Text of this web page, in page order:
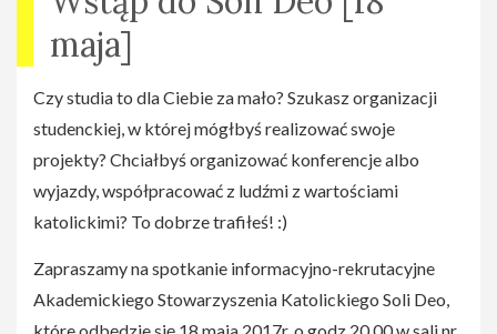
maja]
Czy studia to dla Ciebie za mało? Szukasz organizacji
studenckiej, w której mógłbyś realizować swoje
projekty? Chciałbyś organizować konferencje albo
wyjazdy, współpracować z ludźmi z wartościami
katolickimi? To dobrze trafiłeś! :)
Zapraszamy na spotkanie informacyjno-rekrutacyjne
Akademickiego Stowarzyszenia Katolickiego Soli Deo,